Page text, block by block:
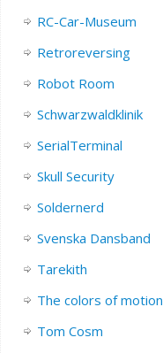
RC-Car-Museum
Retroreversing
Robot Room
Schwarzwaldklinik
SerialTerminal
Skull Security
Soldernerd
Svenska Dansband
Tarekith
The colors of motion
Tom Cosm